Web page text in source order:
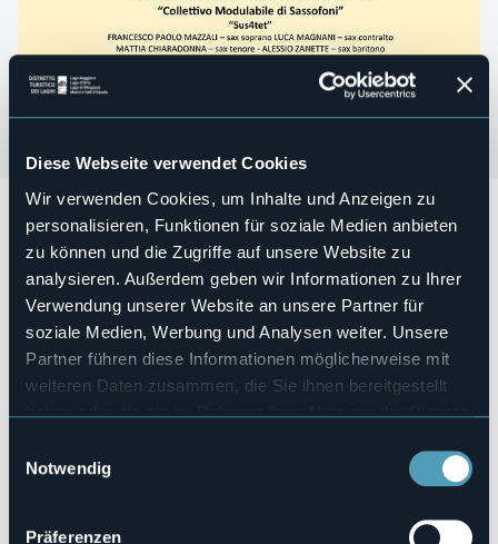
Diese Webseite verwendet Cookies
Wir verwenden Cookies, um Inhalte und Anzeigen zu
personalisieren, Funktionen für soziale Medien anbieten
zu können und die Zugriffe auf unsere Website zu
analysieren. Außerdem geben wir Informationen zu Ihrer
Verwendung unserer Website an unsere Partner für
soziale Medien, Werbung und Analysen weiter. Unsere
Partner führen diese Informationen möglicherweise mit
weiteren Daten zusammen, die Sie ihnen bereitgestellt
haben oder die sie im Rahmen Ihrer Nutzung der Dienste
Notwendig
Präferenzen
47a Stagione 2026 “Quarna un paese per la musica”
Domenica 02 agosto alle ore 06.00si terrà il concerto
all'alba "Nessun dorma”con Corpo Musicale “Egidio
RAMPONE” di QUARNA
DAMIANO COLOMBO - voce tenore
GABRIELA NURCHIS – voce soprano
ESTER SNIDER - Pianoforte
Ingresso a offerta libera
Veranstaltungsmanager
Veranstaltungsort